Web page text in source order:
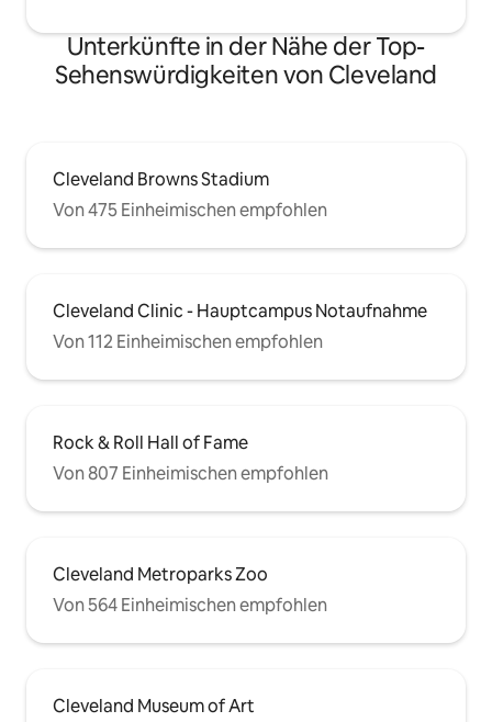
Unterkünfte in der Nähe der Top-
Sehenswürdigkeiten von Cleveland
Cleveland Browns Stadium
Von 475 Einheimischen empfohlen
Cleveland Clinic - Hauptcampus Notaufnahme
Von 112 Einheimischen empfohlen
Rock & Roll Hall of Fame
Von 807 Einheimischen empfohlen
Cleveland Metroparks Zoo
Von 564 Einheimischen empfohlen
Cleveland Museum of Art